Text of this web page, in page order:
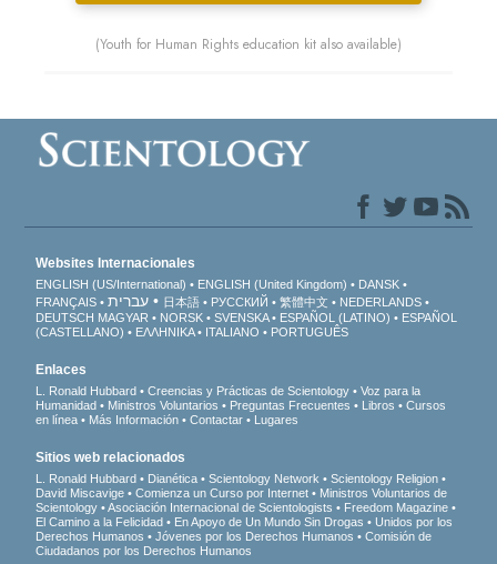
(Youth for Human Rights education kit also available)
Websites Internacionales
ENGLISH (US/International) ENGLISH (United Kingdom)
DANSK
FRANÇAIS
עברית 日本語 РУССКИЙ 繁體中文
NEDERLANDS
DEUTSCH MAGYAR NORSK SVENSKA ESPAÑOL (LATINO)
ESPAÑOL
(CASTELLANO)
ΕΛΛΗΝΙΚA ITALIANO PORTUGUÊS
Enlaces
L. Ronald Hubbard Creencias y Prácticas de Scientology
Voz para la
Humanidad
Ministros Voluntarios Preguntas Frecuentes Libros
Cursos
en línea
Más Información Contactar Lugares
Sitios web relacionados
L. Ronald Hubbard Dianética Scientology Network
Scientology Religion
David Miscavige
Comienza un Curso por Internet
Ministros Voluntarios de
Scientology
Asociación Internacional de Scientologists
Freedom Magazine
El Camino a la Felicidad
En Apoyo de Un Mundo Sin Drogas
Unidos por los
Derechos Humanos
Jóvenes por los Derechos Humanos
Comisión de
Ciudadanos por los Derechos Humanos